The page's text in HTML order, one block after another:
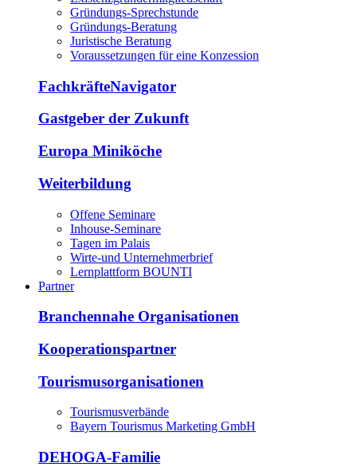
Gründungs-Sprechstunde
Gründungs-Beratung
Juristische Beratung
Voraussetzungen für eine Konzession
FachkräfteNavigator
Gastgeber der Zukunft
Europa Miniköche
Weiterbildung
Offene Seminare
Inhouse-Seminare
Tagen im Palais
Wirte-und Unternehmerbrief
Lernplattform BOUNTI
Partner
Branchennahe Organisationen
Kooperationspartner
Tourismusorganisationen
Tourismusverbände
Bayern Tourismus Marketing GmbH
DEHOGA-Familie